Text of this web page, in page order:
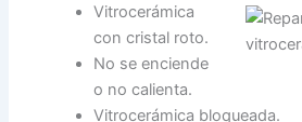
Vitrocerámica
con cristal roto.
No se enciende
o no calienta.
Vitrocerámica bloqueada.